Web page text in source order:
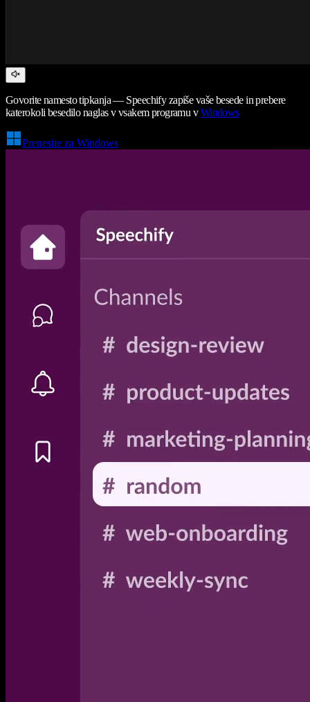
Govorite namesto tipkanja — Speechify zapiše vaše besede in prebere
katerokoli besedilo naglas v vsakem programu vWindows
Prenesite za Windows